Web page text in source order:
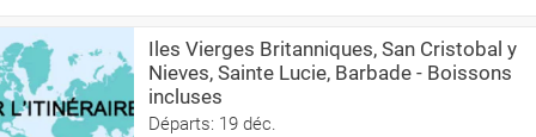
Iles Vierges Britanniques, San Cristobal y
Nieves, Sainte Lucie, Barbade - Boissons
incluses
Départs: 19 déc.